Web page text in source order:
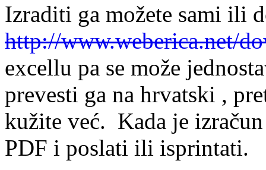
Izraditi ga možete sami ili
http://www.weberica.net/
excellu pa se može
prevesti ga na hrvatski ,
kužite već. Kada je
PDF i poslati ili isprintati.